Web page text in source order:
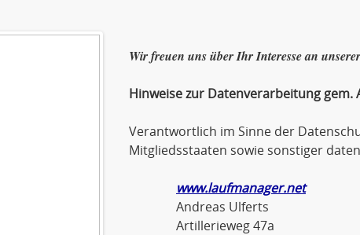
Wir freuen uns über Ihr Interesse an
Hinweise zur Datenverarbeitung gem.
Verantwortlich im Sinne der
Mitgliedsstaaten sowie sonstiger
www.laufmanager.net
Andreas Ulferts
Artillerieweg 47a